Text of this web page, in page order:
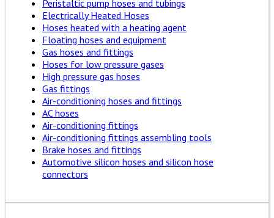
Peristaltic pump hoses and tubings
Electrically Heated Hoses
Hoses heated with a heating agent
Floating hoses and equipment
Gas hoses and fittings
Hoses for low pressure gases
High pressure gas hoses
Gas fittings
Air-conditioning hoses and fittings
AC hoses
Air-conditioning fittings
Air-conditioning fittings assembling tools
Brake hoses and fittings
Automotive silicon hoses and silicon hose
connectors